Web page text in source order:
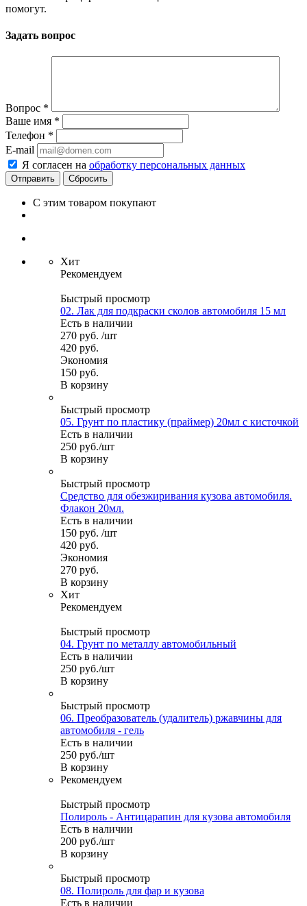
помогут.
Задать вопрос
Вопрос *
Ваше имя *
Телефон *
E-mail
Я согласен на обработку персональных данных
Сбросить
С этим товаром покупают
Хит
Рекомендуем
Быстрый просмотр
02. Лак для подкраски сколов автомобиля 15 мл
Есть в наличии
270 руб. /шт
420 руб.
Экономия
150 руб.
В корзину
Быстрый просмотр
05. Грунт по пластику (праймер) 20мл с кисточкой
Есть в наличии
250 руб./шт
В корзину
Быстрый просмотр
Средство для обезжиривания кузова автомобиля.
Флакон 20мл.
Есть в наличии
150 руб. /шт
420 руб.
Экономия
270 руб.
В корзину
Хит
Рекомендуем
Быстрый просмотр
04. Грунт по металлу автомобильный
Есть в наличии
250 руб./шт
В корзину
Быстрый просмотр
06. Преобразователь (удалитель) ржавчины для
автомобиля - гель
Есть в наличии
250 руб./шт
В корзину
Рекомендуем
Быстрый просмотр
Полироль - Антицарапин для кузова автомобиля
Есть в наличии
200 руб./шт
В корзину
Быстрый просмотр
08. Полироль для фар и кузова
Есть в наличии